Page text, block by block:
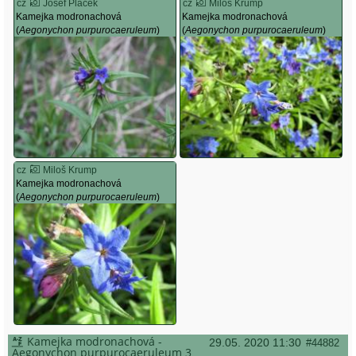
cz
Josef Plaček
Kamejka modronachová
(Aegonychon purpurocaeruleum)
cz
Miloš Krump
Kamejka modronachová
(Aegonychon purpurocaeruleum)
cz
Miloš Krump
Kamejka modronachová
(Aegonychon purpurocaeruleum)
29.05. 2020 11:30 #44882
Kamejka modronachová -
Aegonychon purpurocaeruleum 3